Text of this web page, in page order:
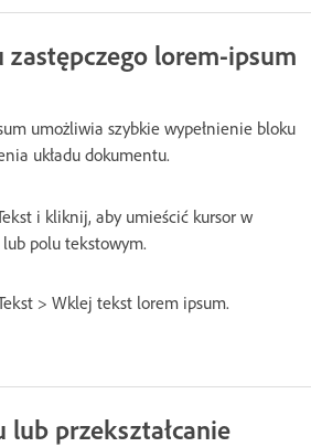
lorem-ipsum
umożliwia szybkie wypełnienie bloku
układu dokumentu.
i kliknij, aby umieścić kursor w
polu tekstowym.
> Wklej tekst lorem ipsum.
lub przekształcanie